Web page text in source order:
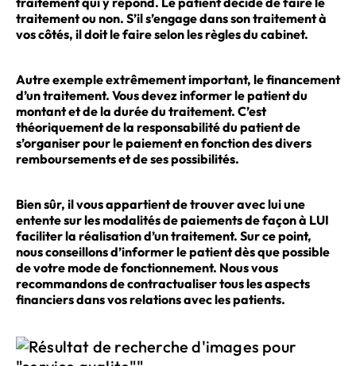
traitement ou non. S’il s’engage dans son traitement à
vos côtés, il doit le faire selon les règles du cabinet.
Autre exemple extrêmement important, le financement
d’un traitement. Vous devez informer le patient du
montant et de la durée du traitement. C’est
théoriquement de la responsabilité du patient de
s’organiser pour le paiement en fonction des divers
remboursements et de ses possibilités.
Bien sûr, il vous appartient de trouver avec lui une
entente sur les modalités de paiements de façon à LUI
faciliter la réalisation d’un traitement. Sur ce point,
nous conseillons d’informer le patient dès que possible
de votre mode de fonctionnement. Nous vous
recommandons de contractualiser tous les aspects
financiers dans vos relations avec les patients.